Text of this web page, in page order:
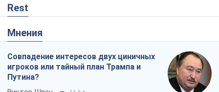
Rest
Мнения
Совпадение интересов двух циничных
игроков или тайный план Трампа и
Путина?